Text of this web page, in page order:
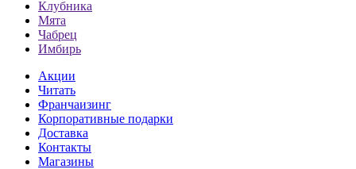
Клубника
Мята
Чабрец
Имбирь
Акции
Читать
Франчаизинг
Корпоративные подарки
Доставка
Контакты
Магазины